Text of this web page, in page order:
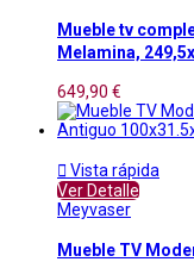
Mueble tv
Melamina,
649,90 €
 Vista rápida
Ver Detalle
Meyvaser
Mueble TV